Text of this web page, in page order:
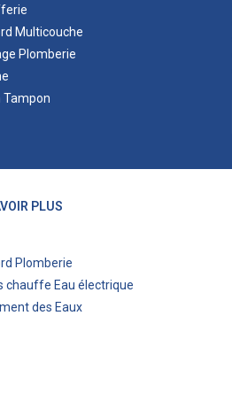
Multicouche
Plomberie
Tampon
PLUS
Plomberie
chauffe Eau électrique
des Eaux